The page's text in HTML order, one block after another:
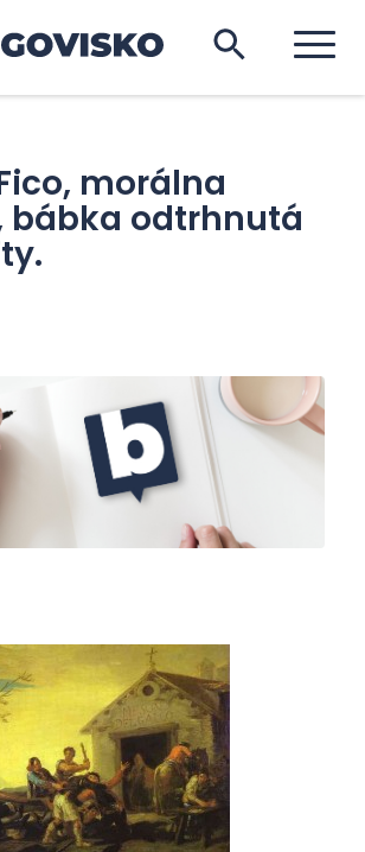
morálna
bábka odtrhnutá